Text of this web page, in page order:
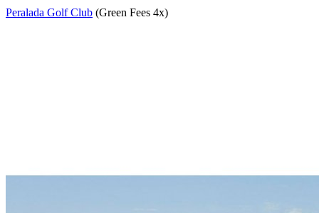
Peralada Golf Club (Green Fees 4x)